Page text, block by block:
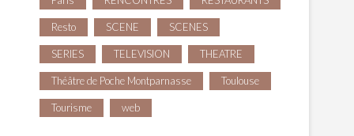
Resto SCENE SCENES
SERIES TELEVISION THEATRE
Théâtre de Poche Montparnasse Toulouse
Tourisme web